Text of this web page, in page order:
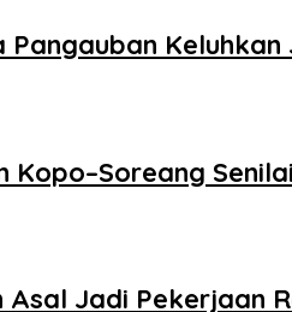
Pangauban
Kopo–Soreang
Jadi Pekerjaan